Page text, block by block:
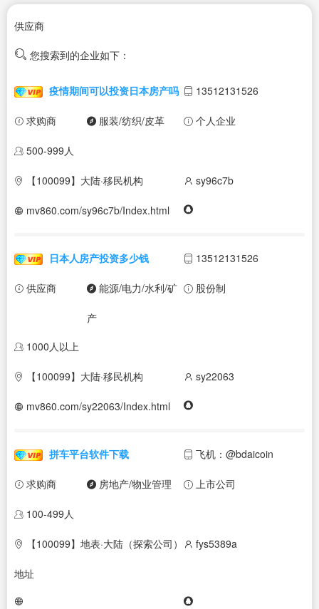
供应商
您搜索到的企业如下：
疫情期间可以投资日本房产吗 13512131526
求购商 服装/纺织/皮革 个人企业
500-999人
【100099】大陆·移民机构 sy96c7b
mv860.com/sy96c7b/Index.html
日本人房产投资多少钱 13512131526
供应商 能源/电力/水利/矿
产
股份制
1000人以上
【100099】大陆·移民机构 sy22063
mv860.com/sy22063/Index.html
拼车平台软件下载 飞机：@bdaicoin
求购商 房地产/物业管理 上市公司
100-499人
【100099】地表·大陆（探索公司）
地址
fys5389a